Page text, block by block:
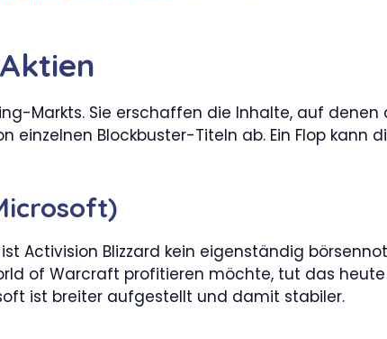
Markts. Sie erschaffen die Inhalte, auf
einzelnen Blockbuster-Titeln ab. Ein Flop kann
Activision Blizzard kein eigenständig
of Warcraft profitieren möchte, tut das
ist breiter aufgestellt und damit stabiler.